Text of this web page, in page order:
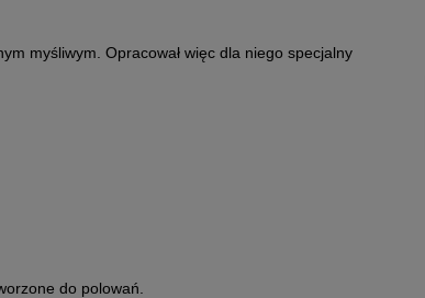
myśliwym. Opracował więc dla niego specjalny
do polowań.